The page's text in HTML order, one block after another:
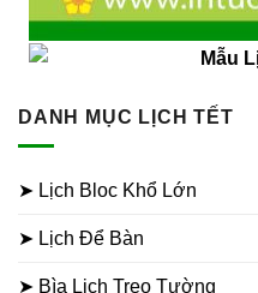
DANH MỤC LỊCH TẾT
➤ Lịch Bloc Khổ Lớn
➤ Lịch Để Bàn
➤ Bìa Lịch Treo Tường